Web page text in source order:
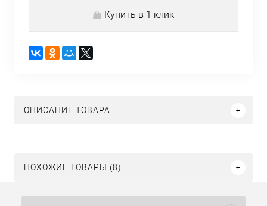
Купить в 1 клик
ОПИСАНИЕ ТОВАРА
ПОХОЖИЕ ТОВАРЫ (8)